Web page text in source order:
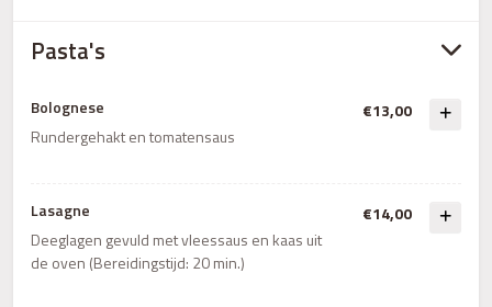
Pasta's
Bolognese
Rundergehakt en tomatensaus
€13,00
Lasagne
Deeglagen gevuld met vleessaus en kaas uit
de oven (Bereidingstijd: 20 min.)
€14,00